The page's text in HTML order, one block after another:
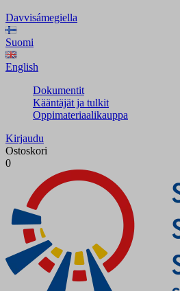
Davvisámegiella
Suomi
English
Dokumentit
Kääntäjät ja tulkit
Oppimateriaalikauppa
Kirjaudu
Ostoskori
0